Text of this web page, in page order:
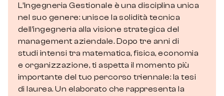
L’Ingegneria Gestionale è una disciplina unica
nel suo genere: unisce la solidità tecnica
dell’ingegneria alla visione strategica del
management aziendale. Dopo tre anni di
studi intensi tra matematica, fisica, economia
e organizzazione, ti aspetta il momento più
importante del tuo percorso triennale: la tesi
di laurea. Un elaborato che rappresenta la